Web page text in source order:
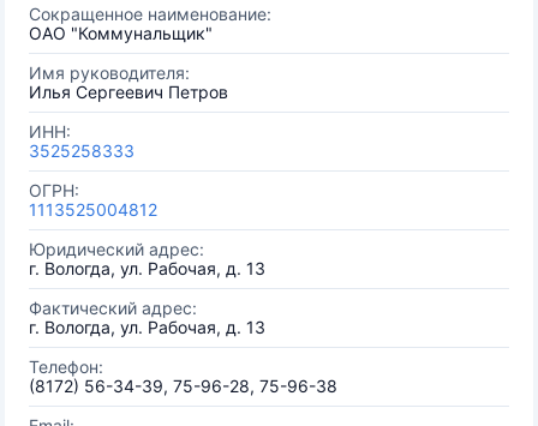
Сокращенное наименование:
ОАО "Коммунальщик"
Имя руководителя:
Илья Сергеевич Петров
ИНН:
3525258333
ОГРН:
1113525004812
Юридический адрес:
г. Вологда, ул. Рабочая, д. 13
Фактический адрес:
г. Вологда, ул. Рабочая, д. 13
Телефон:
(8172) 56-34-39, 75-96-28, 75-96-38